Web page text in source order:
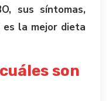
sus síntomas,
es la mejor dieta
son